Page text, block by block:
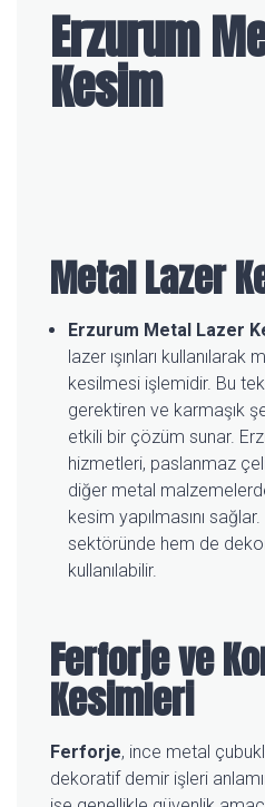
Erzurum
Kesim
Metal Lazer
Erzurum Metal Lazer
lazer ışınları
kesilmesi işlemidir. Bu
gerektiren ve karmaşık
etkili bir çözüm sunar.
hizmetleri, paslanmaz
diğer metal
kesim yapılmasını
sektöründe hem de
kullanılabilir.
Ferforje ve
Kesimleri
Ferforje, ince metal
dekoratif demir işleri